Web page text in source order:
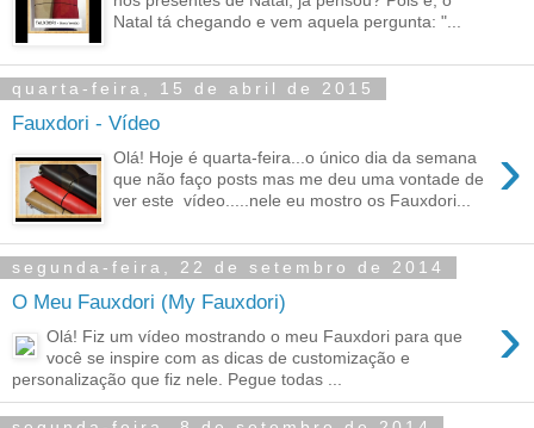
Natal tá chegando e vem aquela pergunta: "...
quarta-feira, 15 de abril de 2015
Fauxdori - Vídeo
›
Olá! Hoje é quarta-feira...o único dia da semana
que não faço posts mas me deu uma vontade de
ver este vídeo.....nele eu mostro os Fauxdori...
segunda-feira, 22 de setembro de 2014
O Meu Fauxdori (My Fauxdori) ›
Olá! Fiz um vídeo mostrando o meu Fauxdori para que
você se inspire com as dicas de customização e
personalização que fiz nele. Pegue todas ...